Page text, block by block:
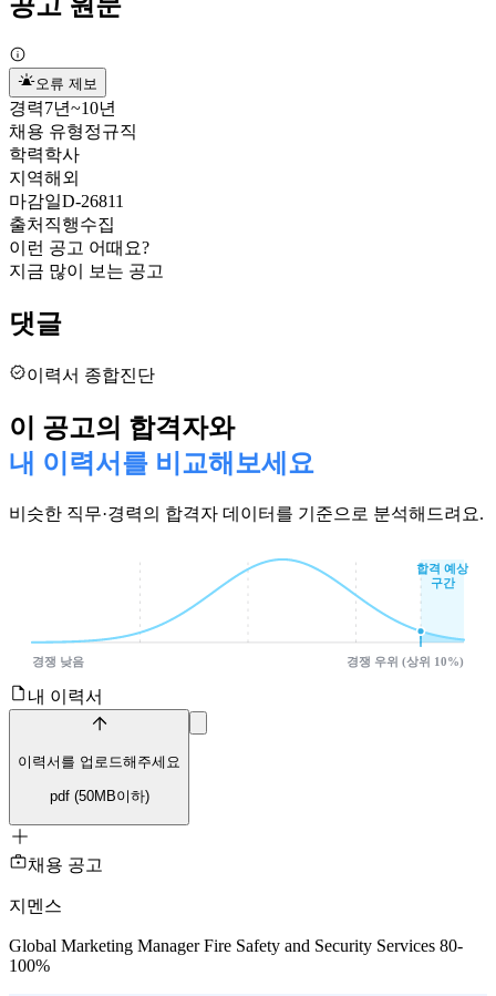
오류 제보
경력7년~10년
채용 유형정규직
학력학사
지역해외
마감일D-26811
출처 직행수집
이런 공고 어때요?
지금 많이 보는 공고
댓글
이력서 종합진단
이 공고의 합격자와
내 이력서를 비교해보세요
비슷한 직무·경력의 합격자 데이터를 기준으로 분석해드려요.
합격 예상
구간
경쟁 낮음 경쟁 우위 (상위 10%)
내 이력서
이력서를 업로드해주세요
pdf (50MB이하)
채용 공고
지멘스
Global Marketing Manager Fire Safety and Security Services 80-
100%